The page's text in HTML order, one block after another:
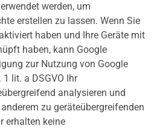
werden, um
erstellen zu lassen. Wenn Sie
haben und Ihre Geräte mit
haben, kann Google
zur Nutzung von Google
lit. a DSGVO Ihr
analysieren und
zu geräteübergreifenden
erhalten keine